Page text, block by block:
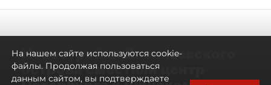
Новостройки Васильевского
острова сместили центр
На нашем сайте используются cookie-
файлы. Продолжая пользоваться
данным сайтом, вы подтверждаете